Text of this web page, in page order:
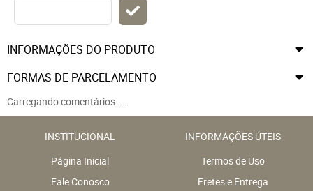
INFORMAÇÕES DO PRODUTO
FORMAS DE PARCELAMENTO
Carregando comentários ...
INSTITUCIONAL
Página Inicial
Fale Conosco
INFORMAÇÕES ÚTEIS
Termos de Uso
Fretes e Entrega